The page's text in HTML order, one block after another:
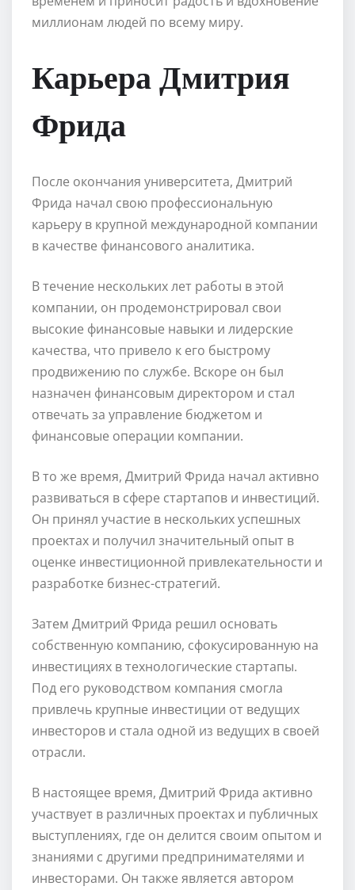
миллионам людей по всему миру.
Карьера Дмитрия
Фрида
После окончания университета, Дмитрий
Фрида начал свою профессиональную
карьеру в крупной международной компании
в качестве финансового аналитика.
В течение нескольких лет работы в этой
компании, он продемонстрировал свои
высокие финансовые навыки и лидерские
качества, что привело к его быстрому
продвижению по службе. Вскоре он был
назначен финансовым директором и стал
отвечать за управление бюджетом и
финансовые операции компании.
В то же время, Дмитрий Фрида начал активно
развиваться в сфере стартапов и инвестиций.
Он принял участие в нескольких успешных
проектах и получил значительный опыт в
оценке инвестиционной привлекательности и
разработке бизнес-стратегий.
Затем Дмитрий Фрида решил основать
собственную компанию, сфокусированную на
инвестициях в технологические стартапы.
Под его руководством компания смогла
привлечь крупные инвестиции от ведущих
инвесторов и стала одной из ведущих в своей
отрасли.
В настоящее время, Дмитрий Фрида активно
участвует в различных проектах и публичных
выступлениях, где он делится своим опытом и
знаниями с другими предпринимателями и
инвесторами. Он также является автором